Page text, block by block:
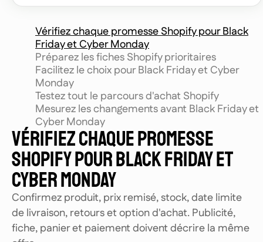
Vérifiez chaque promesse Shopify pour Black
Friday et Cyber Monday
Préparez les fiches Shopify prioritaires
Facilitez le choix pour Black Friday et Cyber
Monday
Testez tout le parcours d'achat Shopify
Mesurez les changements avant Black Friday et
Cyber Monday
VÉRIFIEZ CHAQUE PROMESSE
SHOPIFY POUR BLACK FRIDAY ET
CYBER MONDAY
Confirmez produit, prix remisé, stock, date limite
de livraison, retours et option d'achat. Publicité,
fiche, panier et paiement doivent décrire la même